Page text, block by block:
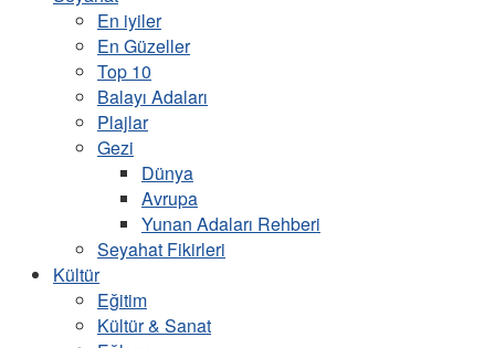
En iyiler
En Güzeller
Top 10
Balayı Adaları
Plajlar
Gezi
Dünya
Avrupa
Yunan Adaları Rehberi
Seyahat Fikirleri
Kültür
Eğitim
Kültür & Sanat